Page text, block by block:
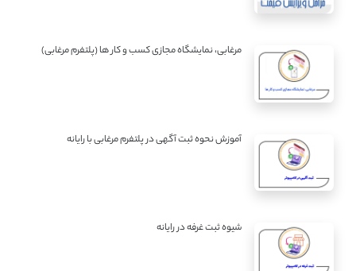
مرغابی، نمایشگاه مجازی کسب و کار ها (پلتفرم مرغابی)
آموزش نحوه ثبت آگهی در پلتفرم مرغابی با رایانه
شیوه ثبت غرفه در رایانه